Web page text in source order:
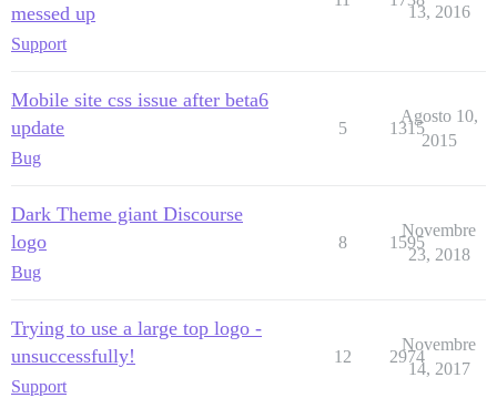
messed up
Support
13, 2016
Mobile site css issue after beta6
update
Bug
5 1315
Agosto 10,
2015
Dark Theme giant Discourse
logo
Bug
8 1595
Novembre
23, 2018
Trying to use a large top logo -
unsuccessfully!
Support
12 2974
Novembre
14, 2017